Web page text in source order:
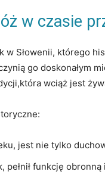
⁢w czasie
⁤Słowenii, którego
go doskonałym
wciąż​ jest
jest nie tylko⁢
⁣pełnił funkcję